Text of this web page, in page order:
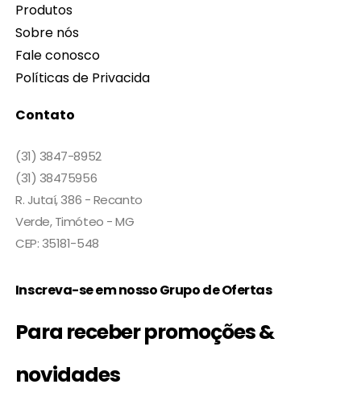
Produtos
Sobre nós
Fale conosco
Políticas de Privacida
Contato
(31) 3847-8952
(31) 38475956
R. Jutaí, 386 - Recanto
Verde, Timóteo - MG
CEP: 35181-548
Inscreva-se em nosso Grupo de Ofertas
Para receber promoções &
novidades